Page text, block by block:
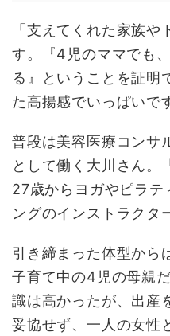
「支えてくれた家族
す。『4児のママでも
る』ということを証明
た高揚感でいっぱいで
普段は美容医療コンサ
として働く大川さん。
27歳からヨガやピラテ
ングのインストラクタ
引き締まった体型から
子育て中の4児の母親
識は高かったが、出産
妥協せず、一人の女性